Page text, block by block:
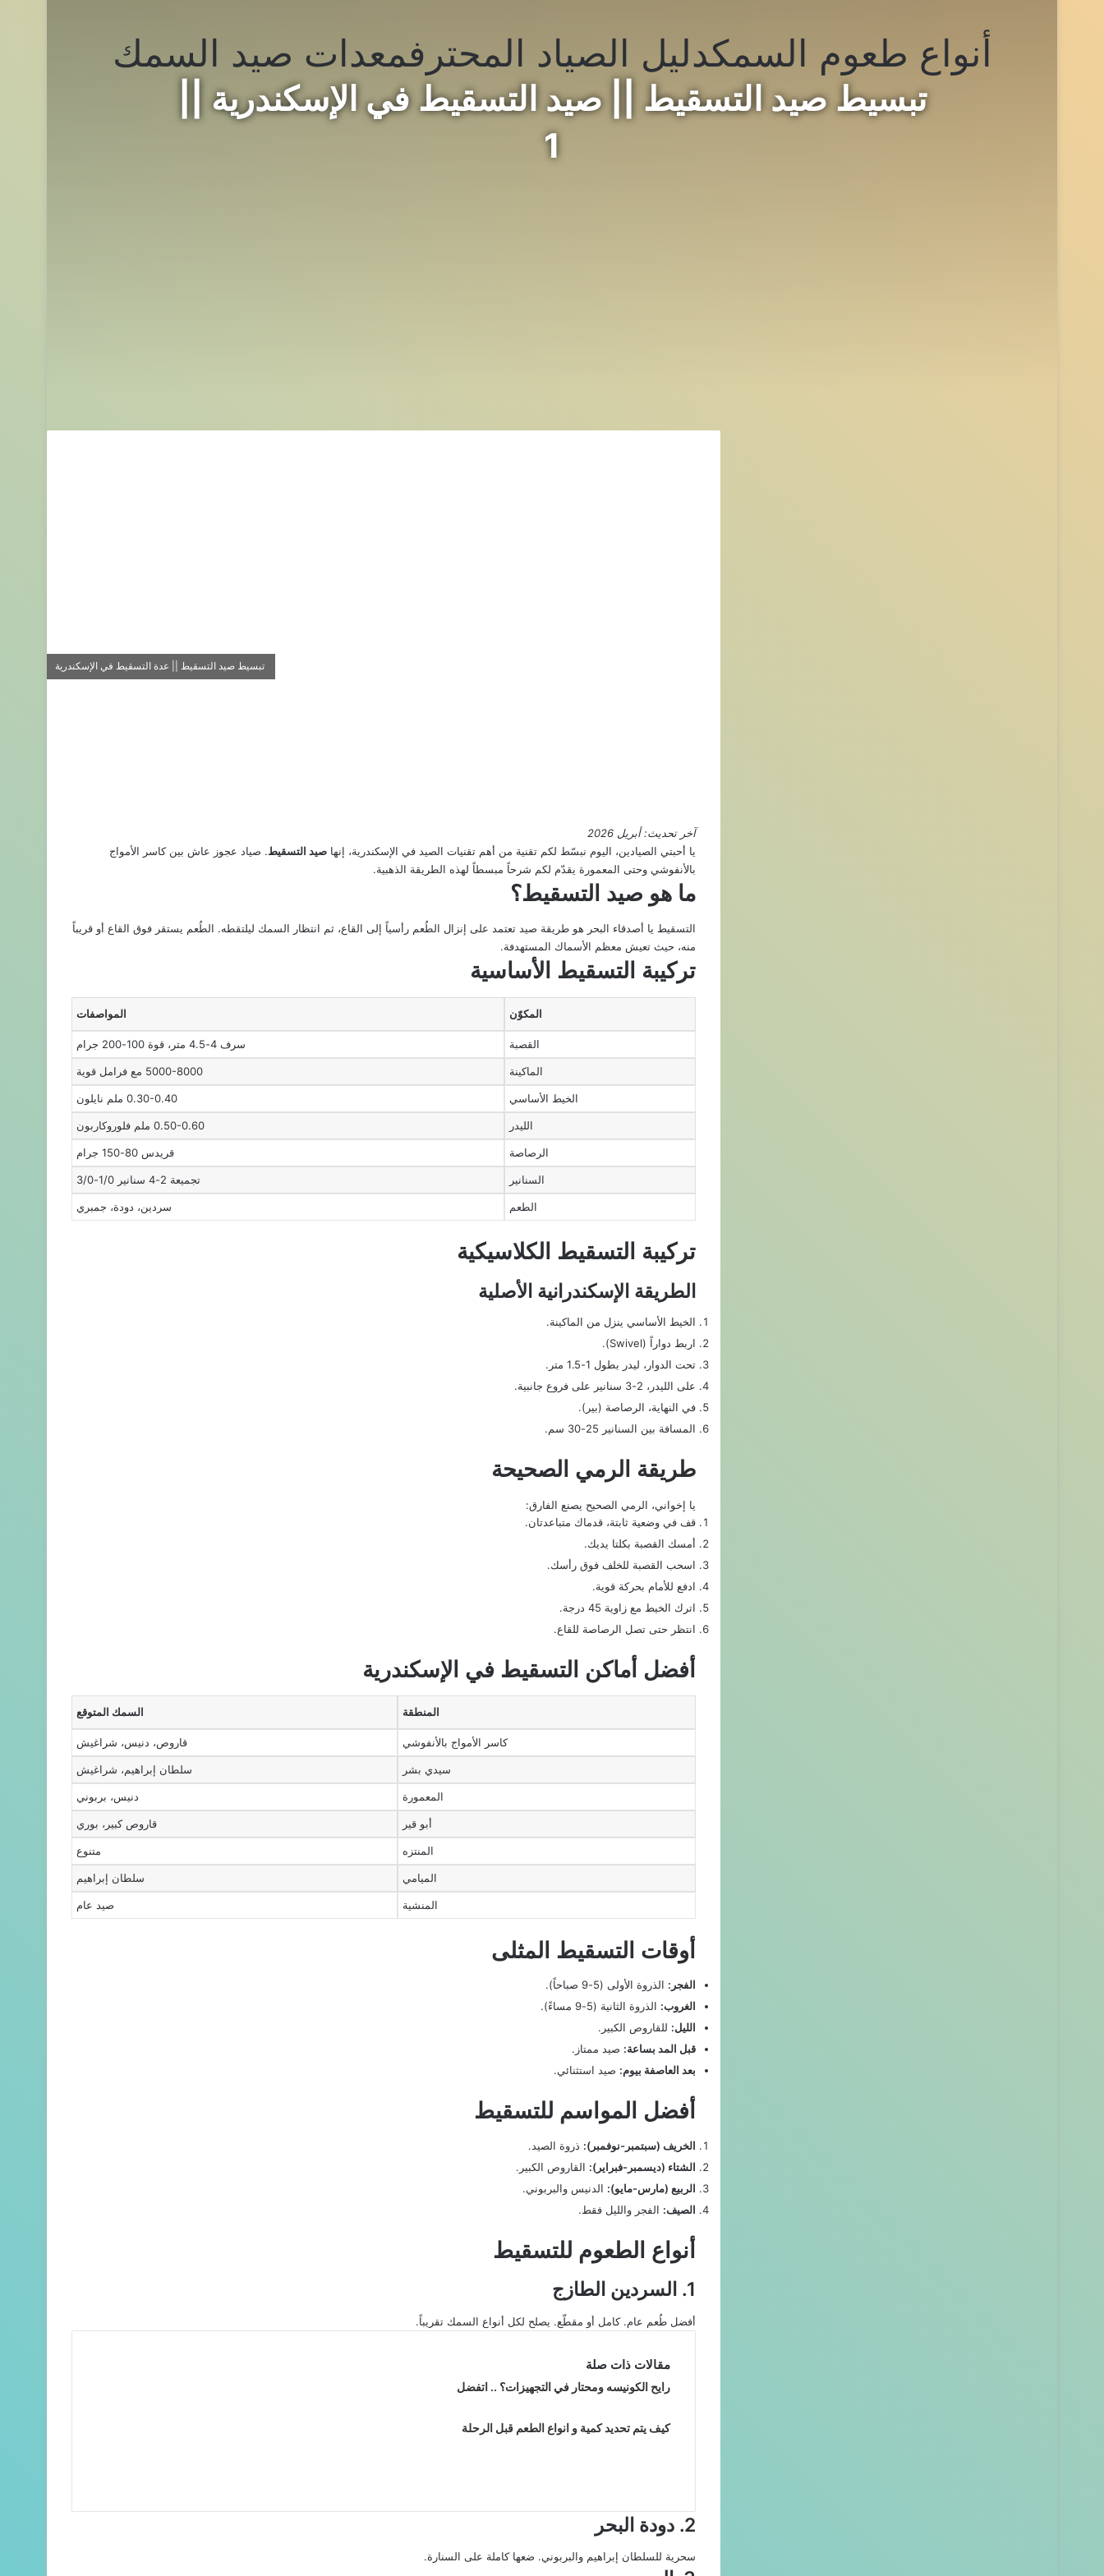
أنواع طعوم السمكدليل الصياد المحترفمعدات صيد السمك
تبسيط صيد التسقيط || صيد التسقيط في الإسكندرية ||
1
تبسيط صيد التسقيط || عدة التسقيط في الإسكندرية
آخر تحديث: أبريل 2026
يا أحبتي الصيادين، اليوم نبسّط لكم تقنية من أهم تقنيات الصيد في الإسكندرية، إنها صيد التسقيط. صياد عجوز عاش بين كاسر الأمواج
بالأنفوشي وحتى المعمورة يقدّم لكم شرحاً مبسطاً لهذه الطريقة الذهبية.
ما هو صيد التسقيط؟
التسقيط يا أصدقاء البحر هو طريقة صيد تعتمد على إنزال الطُعم رأسياً إلى القاع، ثم انتظار السمك ليلتقطه. الطُعم يستقر فوق القاع أو قريباً
منه، حيث تعيش معظم الأسماك المستهدفة.
تركيبة التسقيط الأساسية
المكوّن المواصفات
القصبة سرف 4-4.5 متر، قوة 100-200 جرام
الماكينة 5000-8000 مع فرامل قوية
الخيط الأساسي 0.30-0.40 ملم نايلون
الليدر 0.50-0.60 ملم فلوروكاربون
الرصاصة قريدس 80-150 جرام
السنانير تجميعة 2-4 سنانير 1/0-3/0
الطعم سردين، دودة، جمبري
تركيبة التسقيط الكلاسيكية
الطريقة الإسكندرانية الأصلية
الخيط الأساسي ينزل من الماكينة.
اربط دواراً (Swivel).
تحت الدوار، ليدر بطول 1-1.5 متر.
على الليدر، 2-3 سنانير على فروع جانبية.
في النهاية، الرصاصة (بير).
المسافة بين السنانير 25-30 سم.
طريقة الرمي الصحيحة
يا إخواني، الرمي الصحيح يصنع الفارق:
قف في وضعية ثابتة، قدماك متباعدتان.
أمسك القصبة بكلتا يديك.
اسحب القصبة للخلف فوق رأسك.
ادفع للأمام بحركة قوية.
اترك الخيط مع زاوية 45 درجة.
انتظر حتى تصل الرصاصة للقاع.
أفضل أماكن التسقيط في الإسكندرية
المنطقة السمك المتوقع
كاسر الأمواج بالأنفوشي قاروص، دنيس، شراغيش
سيدي بشر سلطان إبراهيم، شراغيش
المعمورة دنيس، بربوني
أبو قير قاروص كبير، بوري
المنتزه متنوع
الميامي سلطان إبراهيم
المنشية صيد عام
أوقات التسقيط المثلى
الفجر: الذروة الأولى (5-9 صباحاً).
الغروب: الذروة الثانية (5-9 مساءً).
الليل: للقاروص الكبير.
قبل المد بساعة: صيد ممتاز.
بعد العاصفة بيوم: صيد استثنائي.
أفضل المواسم للتسقيط
الخريف (سبتمبر-نوفمبر): ذروة الصيد.
الشتاء (ديسمبر-فبراير): القاروص الكبير.
الربيع (مارس-مايو): الدنيس والبربوني.
الصيف: الفجر والليل فقط.
أنواع الطعوم للتسقيط
1. السردين الطازج
أفضل طُعم عام. كامل أو مقطّع. يصلح لكل أنواع السمك تقريباً.
مقالات ذات صلة
رايح الكونيسه ومحتار في التجهيزات؟ .. اتفضل
كيف يتم تحديد كمية و انواع الطعم قبل الرحلة
2. دودة البحر
سحرية للسلطان إبراهيم والبربوني. ضعها كاملة على السنارة.